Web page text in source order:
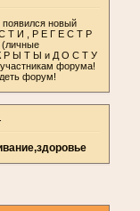
появился новый
Т И , Р Е Г Е С Т Р
К Р Ы Т Ы и Д О С Т У
форума!
форум!